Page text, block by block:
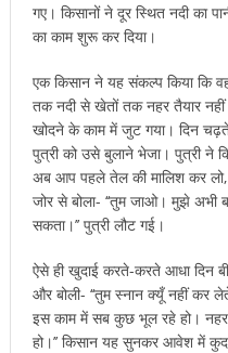
गए। किसानों ने दूर स्थित नदी का
का काम शुरू कर दिया।
एक किसान ने यह संकल्प किया कि
तक नदी से खेतों तक नहर तैयार
खोदने के काम में जुट गया। दिन
पुत्री को उसे बुलाने भेजा। पुत्री ने
अब आप पहले तेल की मालिश कर लो,
जोर से बोला- ‘‘तुम जाओ। मुझे अभी
सकता।’’ पुत्री लौट गई।
ऐसे ही खुदाई करते-करते आधा दिन
और बोली- ‘‘तुम स्नान क्यूँ नहीं कर
इस काम में सब कुछ भूल रहे हो।
हो।’’ किसान यह सुनकर आवेश में